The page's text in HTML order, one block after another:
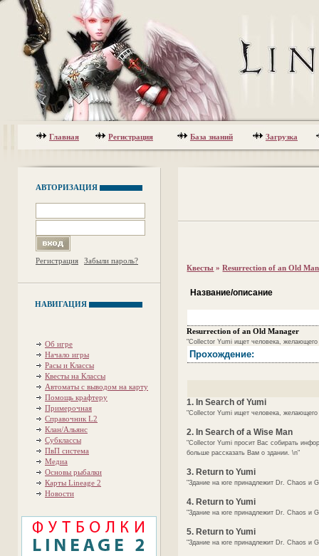
Главная Регистрация База знаний Загрузка
АВТОРИЗАЦИЯ
Регистрация Забыли пароль?
НАВИГАЦИЯ
Об игре
Начало игры
Расы и Классы
Квесты на Классы
Автоматы с выводом на карту
Помощь крафтеру
Примерочная
Справочник L2
Клан/Альянс
Субклассы
ПвП система
Медиа
Основы рыбалки
Карты Lineage 2
Новости
Квесты »Resurrection of an Old
Название/описание
Resurrection of an Old Manager
"Collector Yumi ищет человека,
Прохождение:
1. In Search of Yumi
"Collector Yumi ищет человека,
2. In Search of a Wise Man
"Collector Yumi просит Вас собирать
больше рассказать Вам о здании. \n"
3. Return to Yumi
"Здание на юге принадлежит Dr. Chaos и
4. Return to Yumi
"Здание на юге принадлежит Dr. Chaos и
5. Return to Yumi
"Здание на юге принадлежит Dr. Chaos и